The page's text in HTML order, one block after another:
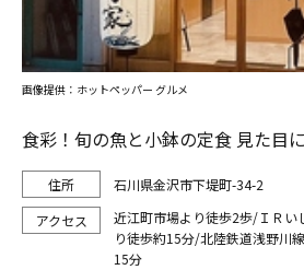
食彩！旬の魚と小鉢の定食 見た目
石川県金沢市下堤町-34-2
近江町市場より徒歩2歩/ＩＲい
り徒歩約15分/北陸鉄道浅野川
15分
画像提供：ホットペッパー グルメ